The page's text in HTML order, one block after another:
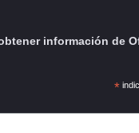
información de
*